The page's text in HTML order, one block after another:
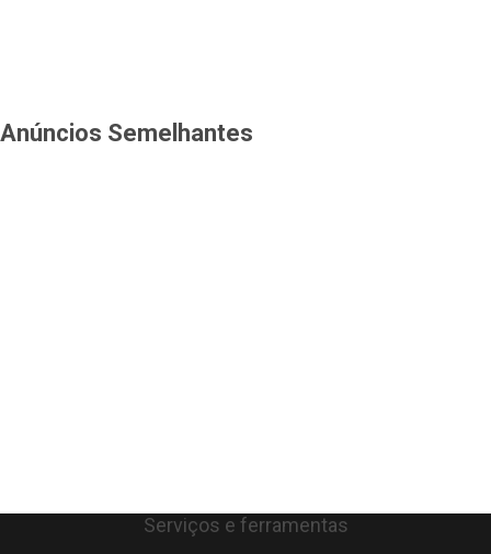
Anúncios Semelhantes
Serviços e ferramentas